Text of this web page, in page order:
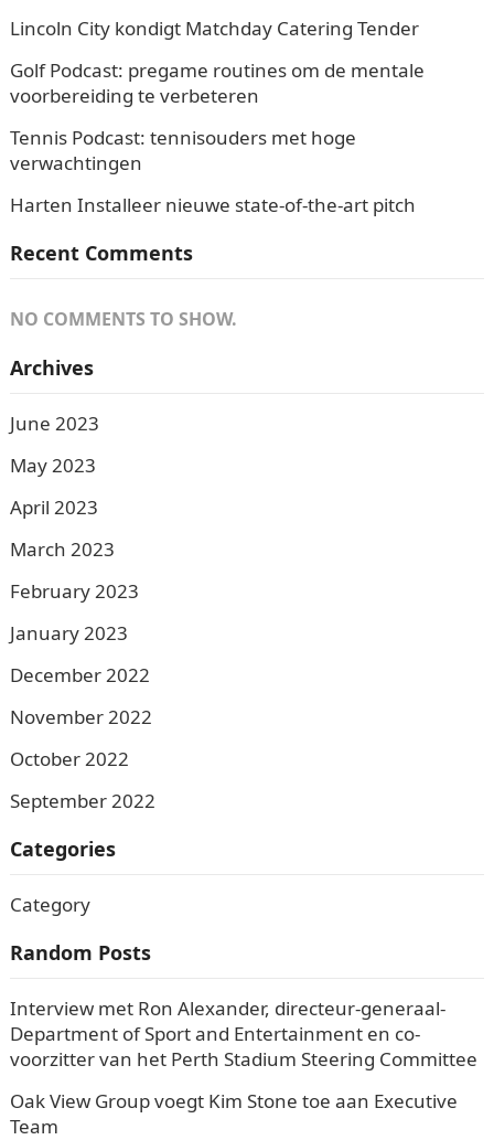
Lincoln City kondigt Matchday Catering Tender
Golf Podcast: pregame routines om de mentale
voorbereiding te verbeteren
Tennis Podcast: tennisouders met hoge
verwachtingen
Harten Installeer nieuwe state-of-the-art pitch
Recent Comments
NO COMMENTS TO SHOW.
Archives
June 2023
May 2023
April 2023
March 2023
February 2023
January 2023
December 2022
November 2022
October 2022
September 2022
Categories
Category
Random Posts
Interview met Ron Alexander, directeur-generaal-
Department of Sport and Entertainment en co-
voorzitter van het Perth Stadium Steering Committee
Oak View Group voegt Kim Stone toe aan Executive
Team